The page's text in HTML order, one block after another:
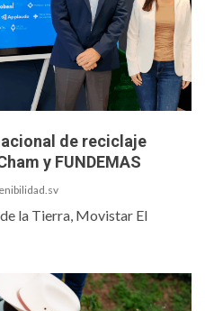
de reciclaje
y FUNDEMAS
la Tierra, Movistar El